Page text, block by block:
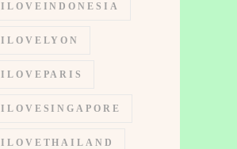
ILOVEINDONESIA
ILOVELYON
ILOVEPARIS
ILOVESINGAPORE
ILOVETHAILAND